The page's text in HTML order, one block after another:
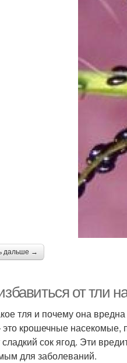
дальше →
от тли
тля и почему она вредна
крошечные насекомые,
сок ягод. Эти
для заболеваний.